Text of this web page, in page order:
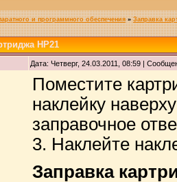
и программного обеспечения » Заправка
HP21
Дата: Четверг, 24.03.2011, 08:59 |
Поместите
наклейку
заправочное
3. Наклейте
Заправка